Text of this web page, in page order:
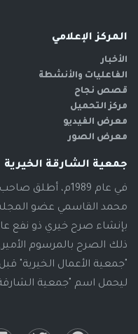
المركز الإعلامي
الأخبار
الفاعليات والأنشطة
قصص نجاح
مركز التحميل
معرض الفيديو
معرض الصور
جمعية الشارقة الخيرية
في عام 1989م،
محمد القاسمي عضو
بإنشاء صرح خيري ذو نفع
ليحمل اسم "جمعية الشارقة